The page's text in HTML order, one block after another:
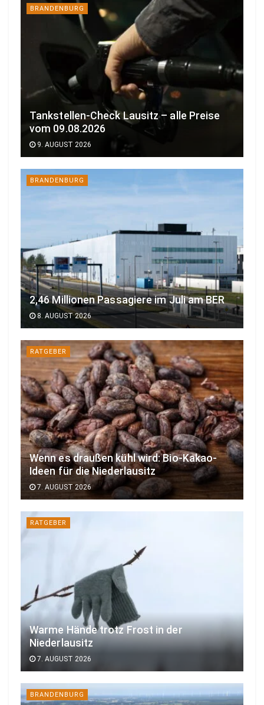
BRANDENBURG
Tankstellen-Check Lausitz – alle Preise
vom 09.08.2026
9. AUGUST 2026
BRANDENBURG
2,46 Millionen Passagiere im Juli am BER
8. AUGUST 2026
RATGEBER
Wenn es draußen kühl wird: Bio-Kakao-
Ideen für die Niederlausitz
7. AUGUST 2026
RATGEBER
Warme Hände trotz Frost in der
Niederlausitz
7. AUGUST 2026
BRANDENBURG